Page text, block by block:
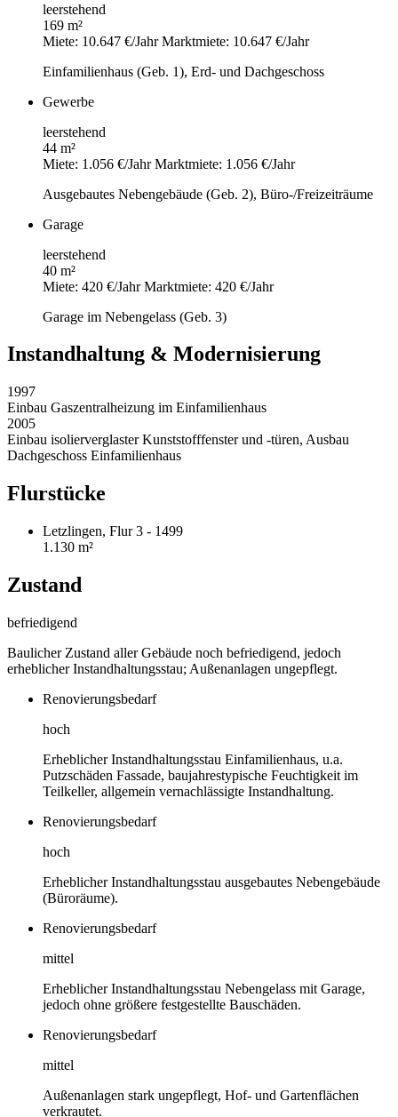
leerstehend
169 m²
Miete: 10.647 €/JahrMarktmiete: 10.647 €/Jahr
Einfamilienhaus (Geb. 1), Erd- und Dachgeschoss
Gewerbe
leerstehend
44 m²
Miete: 1.056 €/JahrMarktmiete: 1.056 €/Jahr
Ausgebautes Nebengebäude (Geb. 2), Büro-/Freizeiträume
Garage
leerstehend
40 m²
Miete: 420 €/JahrMarktmiete: 420 €/Jahr
Garage im Nebengelass (Geb. 3)
Instandhaltung & Modernisierung
1997
Einbau Gaszentralheizung im Einfamilienhaus
2005
Einbau isolierverglaster Kunststofffenster und -türen, Ausbau
Dachgeschoss Einfamilienhaus
Flurstücke
Letzlingen, Flur 3 - 1499
1.130 m²
Zustand
befriedigend
Baulicher Zustand aller Gebäude noch befriedigend, jedoch
erheblicher Instandhaltungsstau; Außenanlagen ungepflegt.
Renovierungsbedarf
hoch
Erheblicher Instandhaltungsstau Einfamilienhaus, u.a.
Putzschäden Fassade, baujahrestypische Feuchtigkeit im
Teilkeller, allgemein vernachlässigte Instandhaltung.
Renovierungsbedarf
hoch
Erheblicher Instandhaltungsstau ausgebautes Nebengebäude
(Büroräume).
Renovierungsbedarf
mittel
Erheblicher Instandhaltungsstau Nebengelass mit Garage,
jedoch ohne größere festgestellte Bauschäden.
Renovierungsbedarf
mittel
Außenanlagen stark ungepflegt, Hof- und Gartenflächen
verkrautet.